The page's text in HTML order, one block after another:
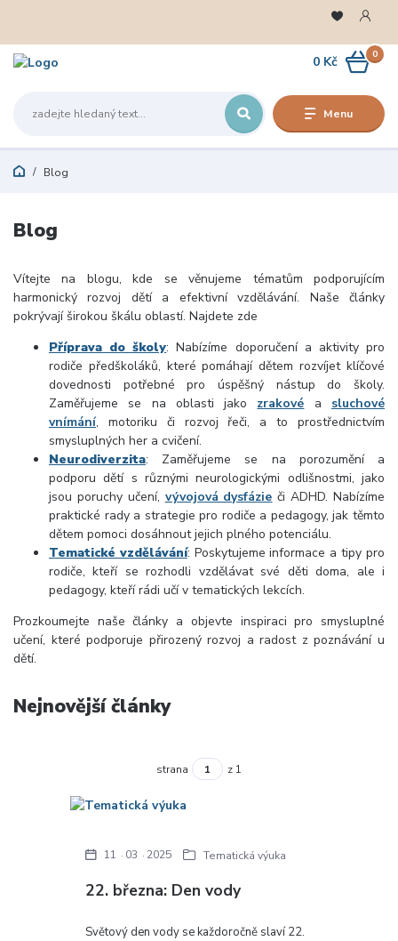
Menu
0
0 Kč
Blog
Blog
Vítejte na blogu,kde se věnujeme tématům podporujícím
harmonický rozvoj dětí a efektivní vzdělávání. Naše články
pokrývají širokou škálu oblastí. Najdete zde
Příprava do školy:Nabízíme doporučení a aktivity pro
rodiče předškoláků, které pomáhají dětem rozvíjet klíčové
dovednosti potřebné pro úspěšný nástup do školy.
Zaměřujeme se na oblasti jako zrakové a sluchové
vnímání, motoriku či rozvoj řeči, a to prostřednictvím
smysluplných her a cvičení.
Neurodiverzita: Zaměřujeme se na porozumění a
podporu dětí s různými neurologickými odlišnostmi, jako
jsou poruchy učení, vývojová dysfázie či ADHD. Nabízíme
praktické rady a strategie pro rodiče a pedagogy, jak těmto
dětem pomoci dosáhnout jejich plného potenciálu.
Tematické vzdělávání: Poskytujeme informace a tipy pro
rodiče, kteří se rozhodli vzdělávat své děti doma, ale i
pedagogy, kteří rádi učí v tematických lekcích.
Prozkoumejte naše články a objevte inspiraci pro smysluplné
učení, které podporuje přirozený rozvoj a radost z poznávání u
dětí.
Nejnovější články
strana z 1
22. března: Den vody
11 03 2025 Tematická výuka
Světový den vody se každoročně slaví 22.